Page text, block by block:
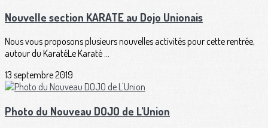
Nouvelle section KARATE au Dojo Unionais
Nous vous proposons plusieurs nouvelles activités pour cette rentrée,
autour du KaratéLe Karaté ...
13 septembre 2019
Photo du Nouveau DOJO de L'Union